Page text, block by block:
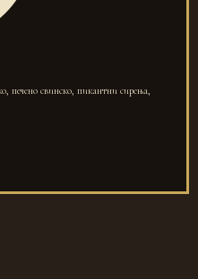
печено свинско, пикантни сирења,